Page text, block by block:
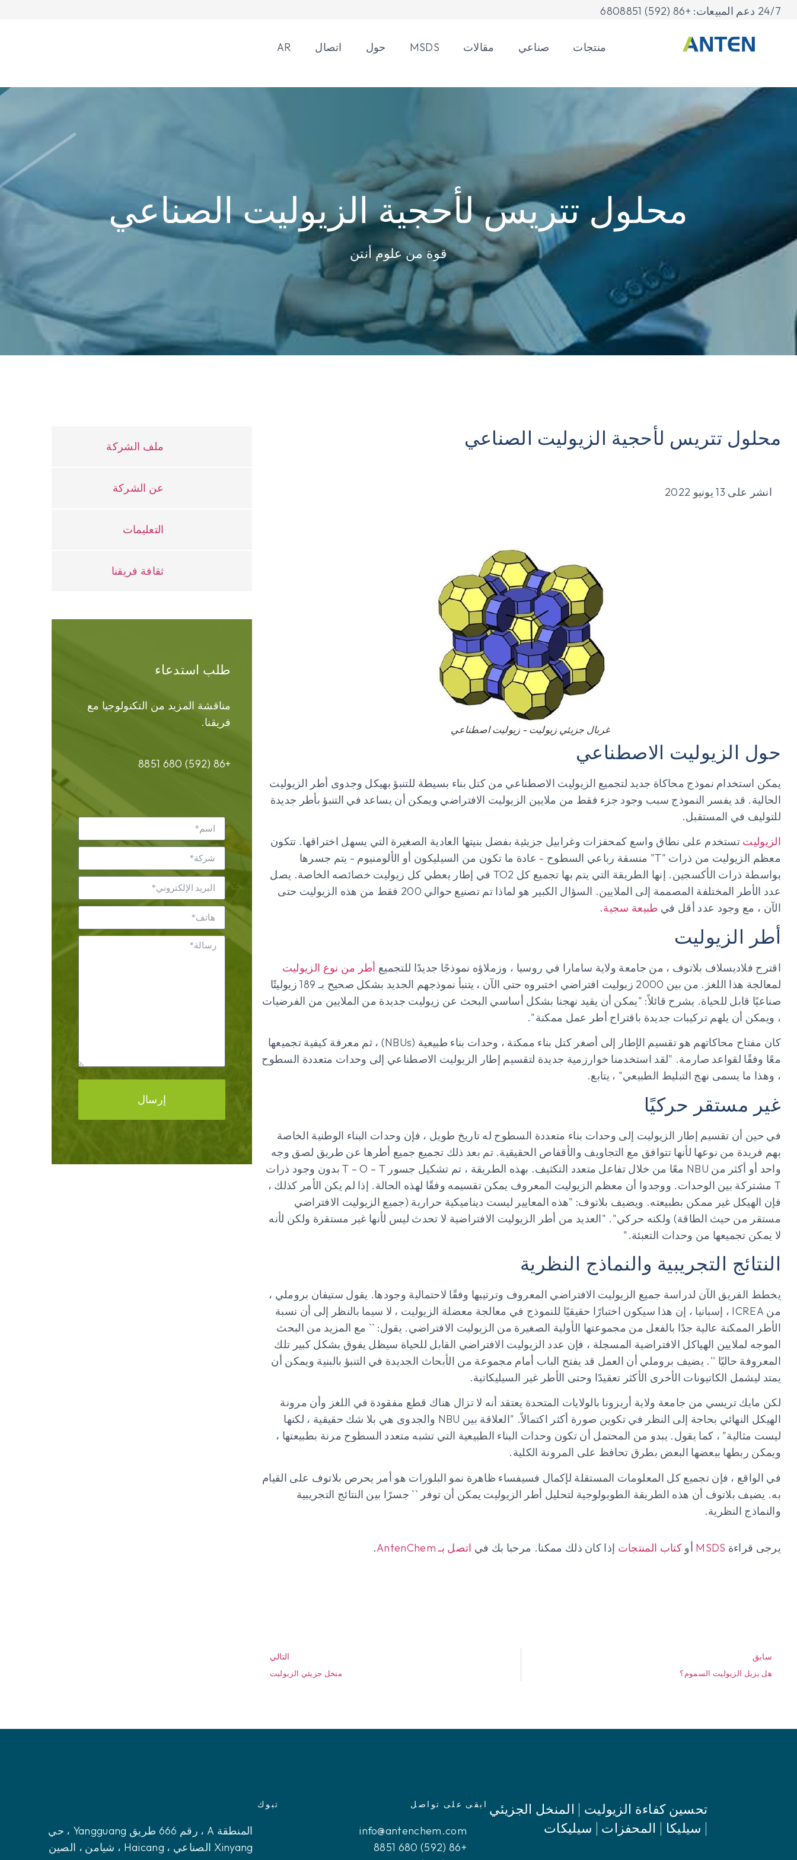
24/7 دعم المبيعات: +86 (592) 6808851
منتجات صناعي مقالات MSDS حول اتصال AR
محلول تتريس لأحجية الزيوليت الصناعي
قوة من علوم أنتن
محلول تتريس لأحجية الزيوليت الصناعي
انشر على 13 يونيو 2022
غربال جزيئي زيوليت - زيوليت اصطناعي
حول الزيوليت الاصطناعي
يمكن استخدام نموذج محاكاة جديد لتجميع الزيوليت الاصطناعي من كتل بناء بسيطة للتنبؤ بهيكل وجدوى أطر الزيوليت
الحالية. قد يفسر النموذج سبب وجود جزء فقط من ملايين الزيوليت الافتراضي ويمكن أن يساعد في التنبؤ بأطر جديدة
للتوليف في المستقبل.
الزيوليت تستخدم على نطاق واسع كمحفزات وغرابيل جزيئية بفضل بنيتها العادية الصغيرة التي يسهل اختراقها. تتكون
معظم الزيوليت من ذرات "T" منسقة رباعي السطوح - عادة ما تكون من السيليكون أو الألومنيوم - يتم جسرها
بواسطة ذرات الأكسجين. إنها الطريقة التي يتم بها تجميع كل TO2 في إطار يعطي كل زيوليت خصائصه الخاصة. يصل
عدد الأطر المختلفة المصممة إلى الملايين. السؤال الكبير هو لماذا تم تصنيع حوالي 200 فقط من هذه الزيوليت حتى
الآن ، مع وجود عدد أقل في طبيعة سجية.
أطر الزيوليت
اقترح فلاديسلاف بلاتوف ، من جامعة ولاية سامارا في روسيا ، وزملاؤه نموذجًا جديدًا للتجميع أطر من نوع الزيوليت
لمعالجة هذا اللغز. من بين 2000 زيوليت افتراضي اختبروه حتى الآن ، يتنبأ نموذجهم الجديد بشكل صحيح بـ 189 زيوليتًا
صناعيًا قابل للحياة. يشرح قائلاً: "يمكن أن يقيد نهجنا بشكل أساسي البحث عن زيوليت جديدة من الملايين من الفرضيات
، ويمكن أن يلهم تركيبات جديدة باقتراح أطر عمل ممكنة".
كان مفتاح محاكاتهم هو تقسيم الإطار إلى أصغر كتل بناء ممكنة ، وحدات بناء طبيعية (NBUs) ، ثم معرفة كيفية تجميعها
معًا وفقًا لقواعد صارمة. "لقد استخدمنا خوارزمية جديدة لتقسيم إطار الزيوليت الاصطناعي إلى وحدات متعددة السطوح
، وهذا ما يسمى نهج التبليط الطبيعي" ، يتابع.
غير مستقر حركيًا
في حين أن تقسيم إطار الزيوليت إلى وحدات بناء متعددة السطوح له تاريخ طويل ، فإن وحدات البناء الوطنية الخاصة
بهم فريدة من نوعها لأنها تتوافق مع التجاويف والأقفاص الحقيقية. تم بعد ذلك تجميع جميع أطرها عن طريق لصق وجه
واحد أو أكثر من NBU معًا من خلال تفاعل متعدد التكثيف. بهذه الطريقة ، تم تشكيل جسور T – O – T بدون وجود ذرات
T مشتركة بين الوحدات. ووجدوا أن معظم الزيوليت المعروف يمكن تقسيمه وفقًا لهذه الحالة. إذا لم يكن الأمر كذلك ،
فإن الهيكل غير ممكن بطبيعته. ويضيف بلاتوف: "هذه المعايير ليست ديناميكية حرارية (جميع الزيوليت الافتراضي
مستقر من حيث الطاقة) ولكنه حركي". "العديد من أطر الزيوليت الافتراضية لا تحدث ليس لأنها غير مستقرة ولكن لأنه
لا يمكن تجميعها من وحدات التعبئة."
النتائج التجريبية والنماذج النظرية
يخطط الفريق الآن لدراسة جميع الزيوليت الافتراضي المعروف وترتيبها وفقًا لاحتمالية وجودها. يقول ستيفان بروملي ،
من ICREA ، إسبانيا ، إن هذا سيكون اختبارًا حقيقيًا للنموذج في معالجة معضلة الزيوليت ، لا سيما بالنظر إلى أن نسبة
الأطر الممكنة عالية جدًا بالفعل من مجموعتها الأولية الصغيرة من الزيوليت الافتراضي. يقول: `` مع المزيد من البحث
الموجه لملايين الهياكل الافتراضية المسجلة ، فإن عدد الزيوليت الافتراضي القابل للحياة سيظل يفوق بشكل كبير تلك
المعروفة حاليًا ''. يضيف بروملي أن العمل قد يفتح الباب أمام مجموعة من الأبحاث الجديدة في التنبؤ بالبنية ويمكن أن
يمتد ليشمل الكاتيونات الأخرى الأكثر تعقيدًا وحتى الأطر غير السيليكاتية.
لكن مايك تريسي من جامعة ولاية أريزونا بالولايات المتحدة يعتقد أنه لا تزال هناك قطع مفقودة في اللغز وأن مرونة
الهيكل النهائي بحاجة إلى النظر في تكوين صورة أكثر اكتمالاً. "العلاقة بين NBU والجدوى هي بلا شك حقيقية ، لكنها
ليست مثالية" ، كما يقول. يبدو من المحتمل أن تكون وحدات البناء الطبيعية التي تشبه متعدد السطوح مرنة بطبيعتها ،
ويمكن ربطها ببعضها البعض بطرق تحافظ على المرونة الكلية.
في الواقع ، فإن تجميع كل المعلومات المستقلة لإكمال فسيفساء ظاهرة نمو البلورات هو أمر يحرص بلاتوف على القيام
به. يضيف بلاتوف أن هذه الطريقة الطوبولوجية لتحليل أطر الزيوليت يمكن أن توفر `` جسرًا بين النتائج التجريبية
والنماذج النظرية.
يرجى قراءة MSDS أوكتاب المنتجات إذا كان ذلك ممكنا. مرحبا بك في اتصل بـ AntenChem .
سابق
هل يزيل الزيوليت السموم؟
التالي
منخل جزيئي الزيوليت
ملف الشركة
عن الشركة
التعليمات
ثقافة فريقنا
طلب استدعاء
مناقشة المزيد من التكنولوجيا مع
فريقنا.
+86 (592) 680 8851
إرسال
تحسين كفاءة الزيوليت | المنخل الجزيئي
| سيليكا | المحفزات | سيليكات
ابقى على تواصل
info@antenchem.com
+86 (592) 680 8851
تبوك
المنطقة A ، رقم 666 طريق Yangguang ، حي
Xinyang الصناعي ، Haicang ، شيامن ، الصين